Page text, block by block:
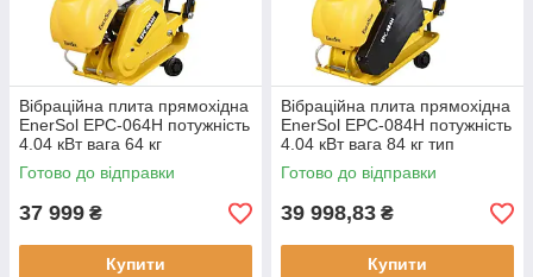
Вібраційна плита прямохідна
EnerSol EPC-064H потужність
4.04 кВт вага 64 кг
максимальна глибина
ущільнення 280 мм
Готово до відправки
37 999 ₴
Купити
Вібраційна плита прямохідна
EnerSol EPC-084H потужність
4.04 кВт вага 84 кг тип
двигуна Honda
Готово до відправки
39 998,83 ₴
Купити